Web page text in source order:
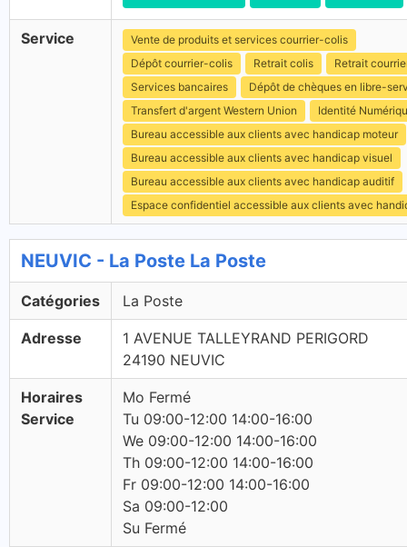
Service
Vente de produits et services courrier-colis
Dépôt courrier-colis
Retrait colis
Retrait
Services bancaires
Dépôt de chèques en libre-
Transfert d'argent Western Union
Identité
Bureau accessible aux clients avec handicap moteur
Bureau accessible aux clients avec handicap visuel
Bureau accessible aux clients avec handicap auditif
Espace confidentiel accessible aux clients avec
NEUVIC - La Poste La Poste
Catégories La Poste
Adresse
1 AVENUE TALLEYRAND PERIGORD
24190 NEUVIC
Horaires
Service
Mo Fermé
Tu 09:00-12:00 14:00-16:00
We 09:00-12:00 14:00-16:00
Th 09:00-12:00 14:00-16:00
Fr 09:00-12:00 14:00-16:00
Sa 09:00-12:00
Su Fermé